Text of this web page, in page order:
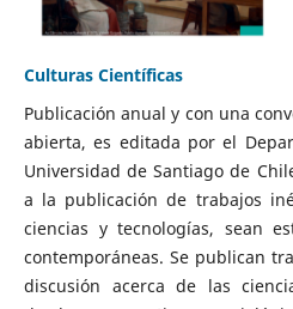
Culturas Científicas
Publicación anual y con una
abierta, es editada por el
Universidad de Santiago de
a la publicación de trabajos
ciencias y tecnologías, sean
contemporáneas. Se publican
discusión acerca de las